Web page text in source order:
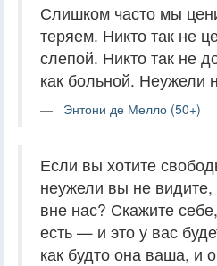
Слишком часто мы
теряем. Никто так не
слепой. Никто так не
как больной. Неужели
Энтони де Мелло (50+)
Если вы хотите
неужели вы не видите,
вне нас? Скажите
есть — и это у вас
как будто она ваша, и